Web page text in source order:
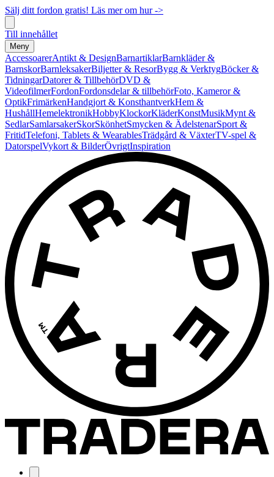
Sälj ditt fordon gratis! Läs mer om hur ->
Till innehållet
Meny
AccessoarerAntikt & DesignBarnartiklarBarnkläder &
BarnskorBarnleksakerBiljetter & ResorBygg & VerktygBöcker &
TidningarDatorer & TillbehörDVD &
VideofilmerFordonFordonsdelar & tillbehörFoto, Kameror &
OptikFrimärkenHandgjort & KonsthantverkHem &
HushållHemelektronikHobbyKlockorKläderKonstMusikMynt &
SedlarSamlarsakerSkorSkönhetSmycken & ÄdelstenarSport &
FritidTelefoni, Tablets & WearablesTrädgård & VäxterTV-spel &
DatorspelVykort & BilderÖvrigtInspiration